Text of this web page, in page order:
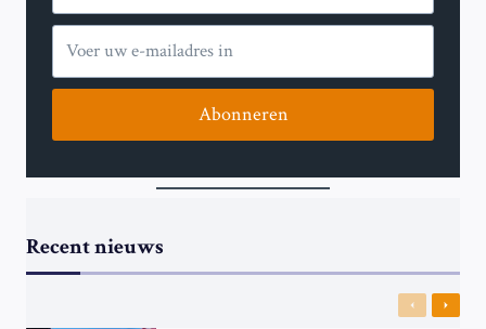
MET
GOLF
VERSTERKT
Abonneren
Recent nieuws
Previous
Next